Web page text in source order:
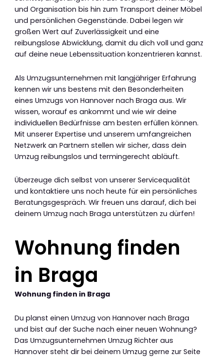
und Organisation bis hin zum Transport deiner Möbel
und persönlichen Gegenstände. Dabei legen wir
großen Wert auf Zuverlässigkeit und eine
reibungslose Abwicklung, damit du dich voll und ganz
auf deine neue Lebenssituation konzentrieren kannst.
Als Umzugsunternehmen mit langjähriger Erfahrung
kennen wir uns bestens mit den Besonderheiten
eines Umzugs von Hannover nach Braga aus. Wir
wissen, worauf es ankommt und wie wir deine
individuellen Bedürfnisse am besten erfüllen können.
Mit unserer Expertise und unserem umfangreichen
Netzwerk an Partnern stellen wir sicher, dass dein
Umzug reibungslos und termingerecht abläuft.
Überzeuge dich selbst von unserer Servicequalität
und kontaktiere uns noch heute für ein persönliches
Beratungsgespräch. Wir freuen uns darauf, dich bei
deinem Umzug nach Braga unterstützen zu dürfen!
Wohnung finden
in Braga
Wohnung finden in Braga
Du planst einen Umzug von Hannover nach Braga
und bist auf der Suche nach einer neuen Wohnung?
Das Umzugsunternehmen Umzug Richter aus
Hannover steht dir bei deinem Umzug gerne zur Seite